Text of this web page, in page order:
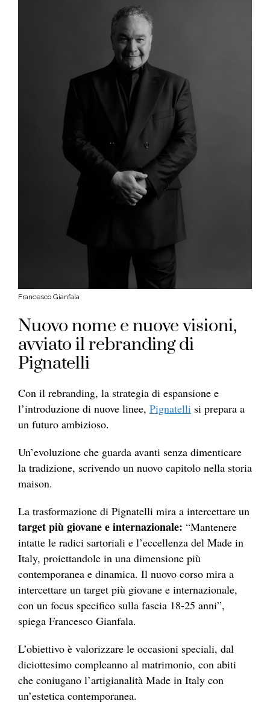
Francesco Gianfala
Nuovo nome e nuove visioni,
avviato il rebranding di
Pignatelli
Con il rebranding, la strategia di espansione e
l’introduzione di nuove linee, Pignatelli si prepara a
un futuro ambizioso.
Un’evoluzione che guarda avanti senza dimenticare
la tradizione, scrivendo un nuovo capitolo nella storia
maison.
La trasformazione di Pignatelli mira a intercettare un
target più giovane e internazionale: “Mantenere
intatte le radici sartoriali e l’eccellenza del Made in
Italy, proiettandole in una dimensione più
contemporanea e dinamica. Il nuovo corso mira a
intercettare un target più giovane e internazionale,
con un focus specifico sulla fascia 18-25 anni”,
spiega Francesco Gianfala.
L’obiettivo è valorizzare le occasioni speciali, dal
diciottesimo compleanno al matrimonio, con abiti
che coniugano l’artigianalità Made in Italy con
un’estetica contemporanea.